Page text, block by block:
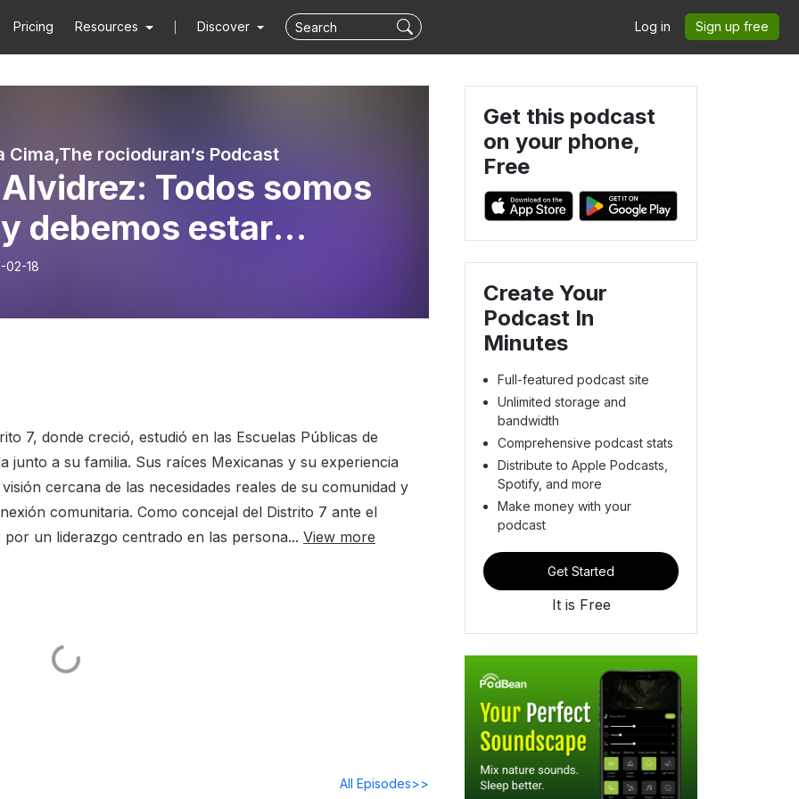
Pricing Resources Discover Log in Sign up free
Cima,The rocioduran‘s Podcast
Todos somos
debemos estar
de nuestras
02-18
7, donde creció, estudió en las Escuelas Públicas de
a su familia. Sus raíces Mexicanas y su experiencia
cercana de las necesidades reales de su comunidad y
comunitaria. Como concejal del Distrito 7 ante el
un liderazgo centrado en las persona... View more
All Episodes>>
Get this podcast
on your phone,
Free
Create Your
Podcast In
Minutes
Full-featured podcast site
Unlimited storage and
bandwidth
Comprehensive podcast stats
Distribute to Apple Podcasts,
Spotify, and more
Make money with your
podcast
Get Started
It is Free